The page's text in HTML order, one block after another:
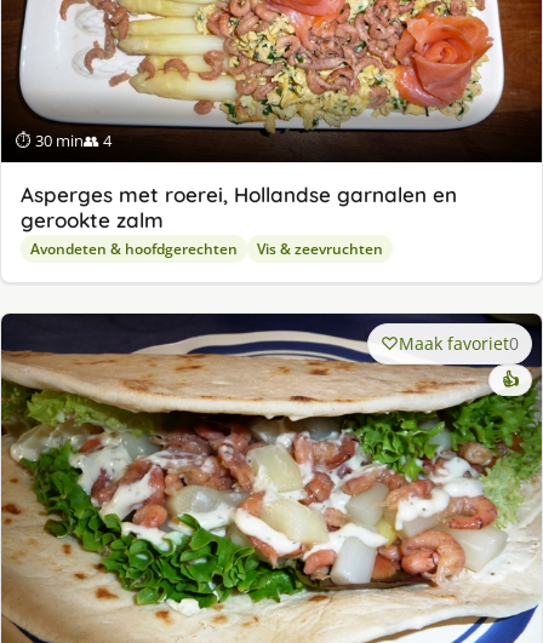
⏱ 30 min👥 4
Asperges met roerei, Hollandse garnalen en
gerookte zalm
Avondeten & hoofdgerechten Vis & zeevruchten
Maak favoriet0
👍